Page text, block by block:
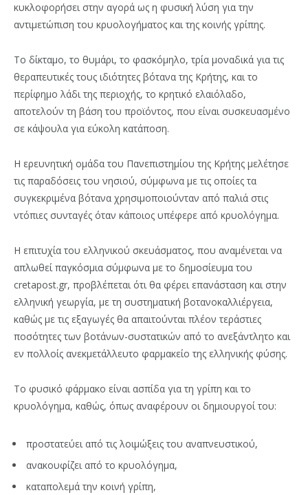
κυκλοφορήσει στην αγορά ως η φυσική λύση για την
αντιμετώπιση του κρυολογήματος και της κοινής γρίπης.
Το δίκταμο, το θυμάρι, το φασκόμηλο, τρία μοναδικά για τις
θεραπευτικές τους ιδιότητες βότανα της Κρήτης, και το
περίφημο λάδι της περιοχής, το κρητικό ελαιόλαδο,
αποτελούν τη βάση του προϊόντος, που είναι συσκευασμένο
σε κάψουλα για εύκολη κατάποση.
Η ερευνητική ομάδα του Πανεπιστημίου της Κρήτης μελέτησε
τις παραδόσεις του νησιού, σύμφωνα με τις οποίες τα
συγκεκριμένα βότανα χρησιμοποιούνταν από παλιά στις
ντόπιες συνταγές όταν κάποιος υπέφερε από κρυολόγημα.
Η επιτυχία του ελληνικού σκευάσματος, που αναμένεται να
απλωθεί παγκόσμια σύμφωνα με το δημοσίευμα του
cretapost.gr, προβλέπεται ότι θα φέρει επανάσταση και στην
ελληνική γεωργία, με τη συστηματική βοτανοκαλλιέργεια,
καθώς με τις εξαγωγές θα απαιτούνται πλέον τεράστιες
ποσότητες των βοτάνων-συστατικών από το ανεξάντλητο και
εν πολλοίς ανεκμετάλλευτο φαρμακείο της ελληνικής φύσης.
Το φυσικό φάρμακο είναι ασπίδα για τη γρίπη και το
κρυολόγημα, καθώς, όπως αναφέρουν οι δημιουργοί του:
προστατεύει από τις λοιμώξεις του αναπνευστικού,
ανακουφίζει από το κρυολόγημα,
καταπολεμά την κοινή γρίπη,